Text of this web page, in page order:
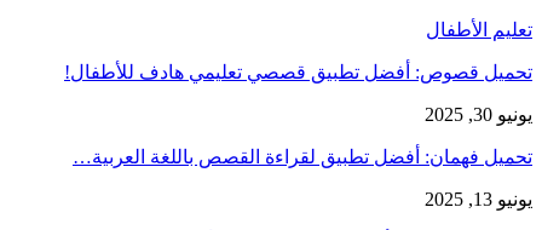
تعليم الأطفال
تحميل قصوص: أفضل تطبيق قصصي تعليمي هادف للأطفال!
يونيو 30, 2025
تحميل فهمان: أفضل تطبيق لقراءة القصص باللغة العربية…
يونيو 13, 2025